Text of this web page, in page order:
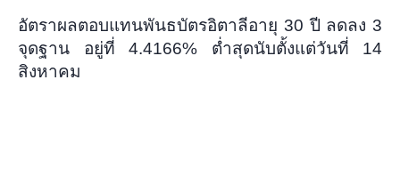
อัตราผลตอบแทนพันธบัตรอิตาลีอายุ 30 ปี ลดลง 3
จุดฐาน อยู่ที่ 4.4166% ต่ำสุดนับตั้งแต่วันที่ 14
สิงหาคม